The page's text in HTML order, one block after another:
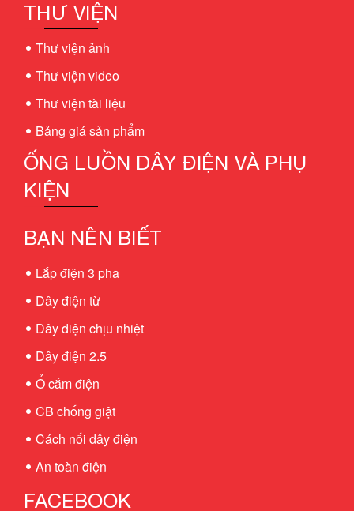
THƯ VIỆN
Thư viện ảnh
Thư viện video
Thư viện tài liệu
Bảng giá sản phẩm
ỐNG LUỒN DÂY ĐIỆN VÀ PHỤ
KIỆN
BẠN NÊN BIẾT
Lắp điện 3 pha
Dây điện từ
Dây điện chịu nhiệt
Dây điện 2.5
Ổ cắm điện
CB chống giật
Cách nối dây điện
An toàn điện
FACEBOOK